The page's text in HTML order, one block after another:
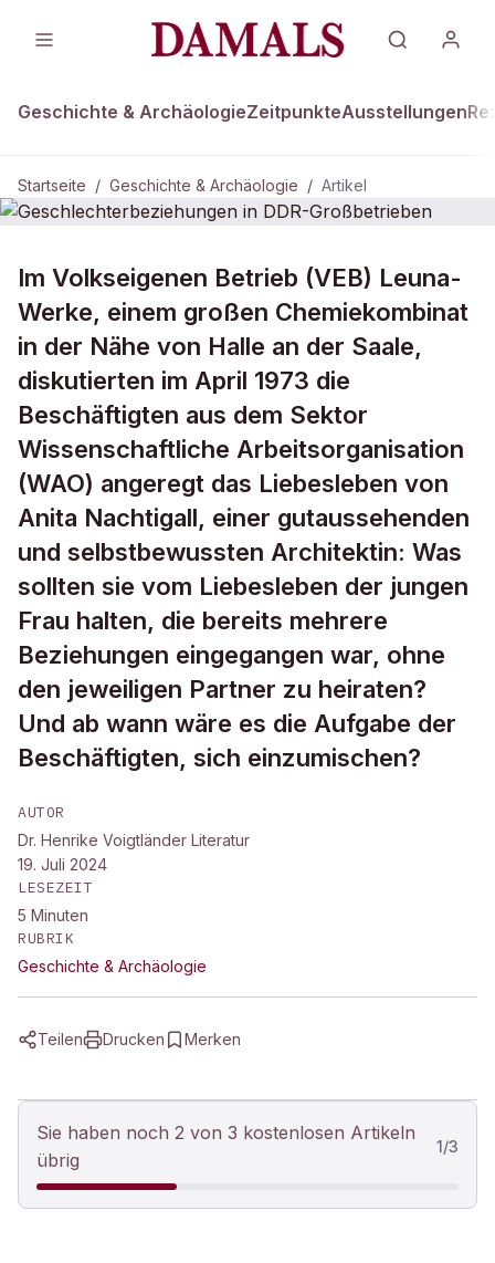
Geschichte & ArchäologieZeitpunkteAusstellungen
Startseite / Geschichte & Archäologie / Artikel
GESCHICHTE & ARCHÄOLOGIE
Geschlechterbeziehungen in DDR-
Großbetrieben
Im Volkseigenen Betrieb (VEB) Leuna-
Werke, einem großen Chemiekombinat
in der Nähe von Halle an der Saale,
diskutierten im April 1973 die
Beschäftigten aus dem Sektor
Wissenschaftliche Arbeitsorganisation
(WAO) angeregt das Liebesleben von
Anita Nachtigall, einer gutaussehenden
und selbstbewussten Architektin: Was
sollten sie vom Liebesleben der jungen
Frau halten, die bereits mehrere
Beziehungen eingegangen war, ohne
den jeweiligen Partner zu heiraten?
Und ab wann wäre es die Aufgabe der
Beschäftigten, sich einzumischen?
AUTOR
Dr. Henrike Voigtländer Literatur
19. Juli 2024
LESEZEIT
5 Minuten
RUBRIK
Geschichte & Archäologie
Teilen Drucken Merken
Sie haben noch 2 von 3 kostenlosen Artikeln
übrig
1/3